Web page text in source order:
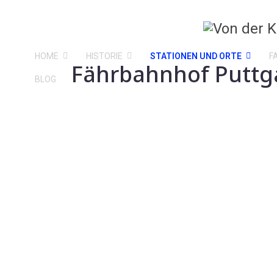
HOME HISTORIE STATIONEN UND ORTE
BLOG Fährbahnhof